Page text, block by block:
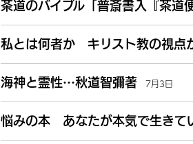
茶道のバイブル「普斎書入『茶
私とは何者か キリスト教の視点
海神と霊性…秋道智彌著 7月3日
悩みの本 あなたが本気で生きて